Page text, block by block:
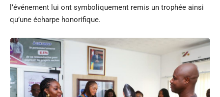
l’événement lui ont symboliquement remis un trophée ainsi
qu’une écharpe honorifique.